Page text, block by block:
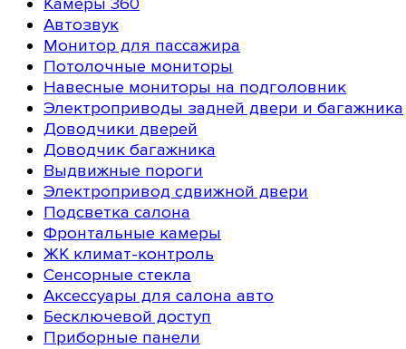
Автозвук
Монитор для пассажира
Потолочные мониторы
Навесные мониторы на подголовник
Электроприводы задней двери и багажника
Доводчики дверей
Доводчик багажника
Выдвижные пороги
Электропривод сдвижной двери
Подсветка салона
Фронтальные камеры
ЖК климат-контроль
Сенсорные стекла
Аксессуары для салона авто
Бесключевой доступ
Приборные панели